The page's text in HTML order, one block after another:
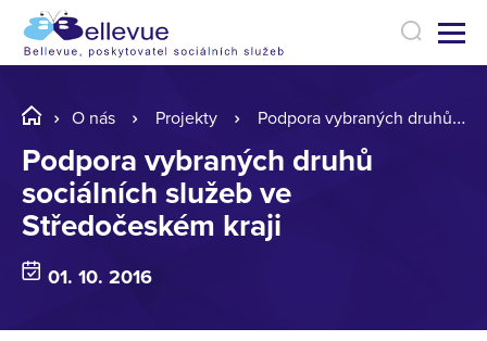
O nás Projekty Podpora vybraných druhů sociálních služeb ve Středočeském kraji
Podpora vybraných druhů
sociálních služeb ve
Středočeském kraji
01. 10. 2016